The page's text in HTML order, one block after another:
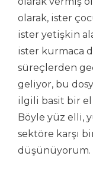
olarak, ister
ister yetişkin
ister kurmaca
süreçlerden
geliyor, bu
ilgili basit bir el
Böyle yüz elli,
sektöre karşı
düşünüyorum.